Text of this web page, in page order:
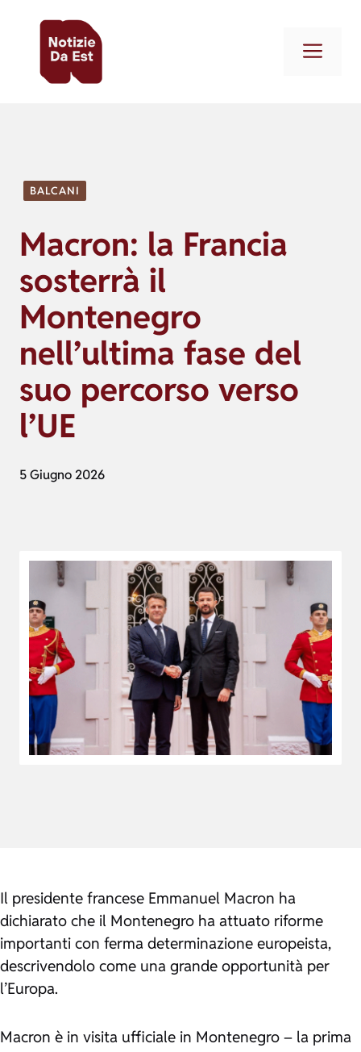
contenuto
BALCANI
Macron: la Francia
sosterrà il
Montenegro
nell’ultima fase del
suo percorso verso
l’UE
5 Giugno 2026
Il presidente francese Emmanuel Macron ha
dichiarato che il Montenegro ha attuato riforme
importanti con ferma determinazione europeista,
descrivendolo come una grande opportunità per
l’Europa.
Macron è in visita ufficiale in Montenegro – la prima